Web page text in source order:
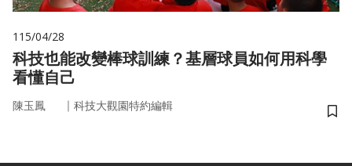
115/04/28
科技也能改變棒球訓練？基層球員如何用科學
看懂自己
陳玉鳳 ｜ 科技大觀園特約編輯
儲